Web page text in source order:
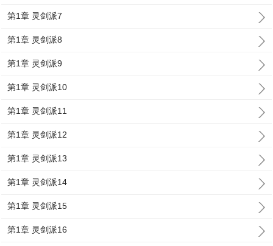
第1章 灵剑派7
第1章 灵剑派8
第1章 灵剑派9
第1章 灵剑派10
第1章 灵剑派11
第1章 灵剑派12
第1章 灵剑派13
第1章 灵剑派14
第1章 灵剑派15
第1章 灵剑派16